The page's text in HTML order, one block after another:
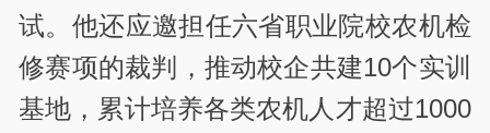
试。他还应邀担任六省职业院校农机检
修赛项的裁判，推动校企共建10个实训
基地，累计培养各类农机人才超过1000